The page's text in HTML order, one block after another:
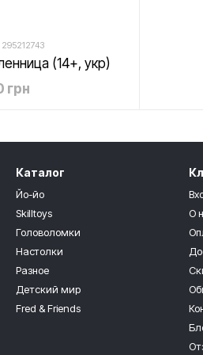
(14+, укр)
грн
Каталог
Йо-йо
Skilltoys
Головоломки
Настолки
Разное
Детский мир
Fred & Friends
О